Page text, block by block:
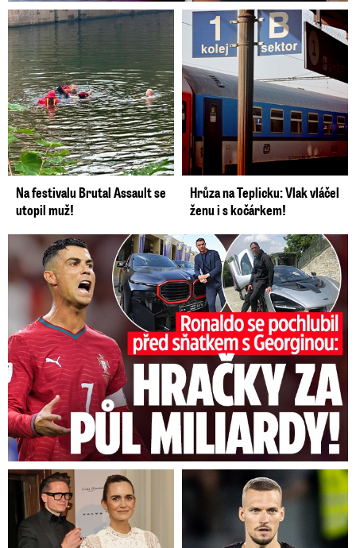
Na festivalu Brutal Assault se
utopil muž!
Hrůza na Teplicku: Vlak vláčel
ženu i s kočárkem!
Ronaldo se pochlubil před sňatkem: Hračky za půl miliardy!